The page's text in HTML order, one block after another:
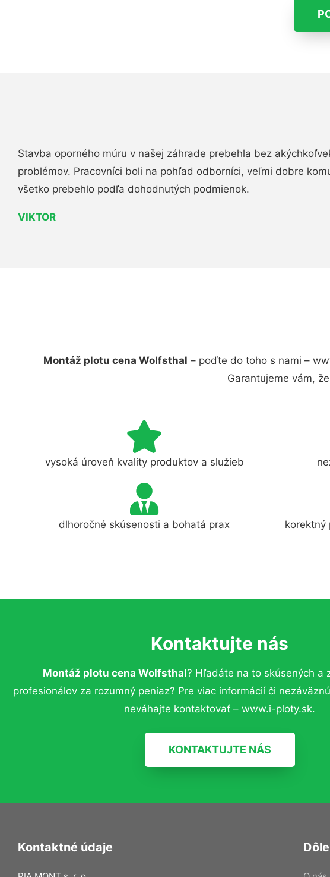
Stavba oporného múru v našej záhrade prebehla bez
problémov. Pracovníci boli na pohľad odborníci, veľmi dobre
všetko prebehlo podľa dohodnutých podmienok.
VIKTOR
Montáž plotu cena Wolfsthal – poďte do toho s nami –
Garantujeme vám,
vysoká úroveň kvality produktov a služieb
dlhoročné skúsenosti a bohatá prax
korektný
Kontaktujte nás
Montáž plotu cena Wolfsthal? Hľadáte na to skúsených a
profesionálov za rozumný peniaz? Pre viac informácií či
neváhajte kontaktovať – www.i-ploty.sk.
KONTAKTUJTE NÁS
Kontaktné údaje